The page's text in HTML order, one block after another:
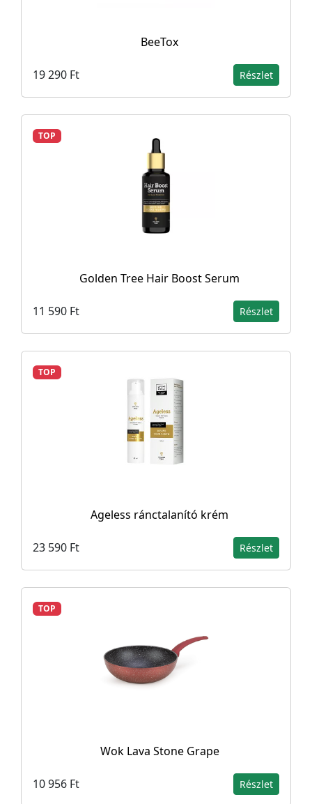
BeeTox
19 290 Ft Részlet
TOP
Golden Tree Hair Boost Serum
11 590 Ft Részlet
TOP
Ageless ránctalanító krém
23 590 Ft Részlet
TOP
Wok Lava Stone Grape
10 956 Ft Részlet